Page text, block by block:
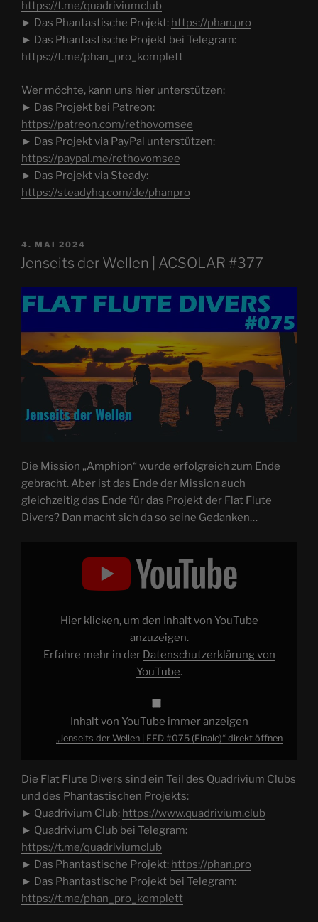
https://t.me/quadriviumclub
► Das Phantastische Projekt: https://phan.pro
► Das Phantastische Projekt bei Telegram:
https://t.me/phan_pro_komplett
Wer möchte, kann uns hier unterstützen:
► Das Projekt bei Patreon:
https://patreon.com/rethovomsee
► Das Projekt via PayPal unterstützen:
https://paypal.me/rethovomsee
► Das Projekt via Steady:
https://steadyhq.com/de/phanpro
VERÖFFENTLICHT
AM
4. MAI 2024
Jenseits der Wellen | ACSOLAR #377
Die Mission „Amphion“ wurde erfolgreich zum Ende
gebracht. Aber ist das Ende der Mission auch
gleichzeitig das Ende für das Projekt der Flat Flute
Divers? Dan macht sich da so seine Gedanken…
YouTubeHier klicken, um den Inhalt von YouTube
anzuzeigen.
Erfahre mehr in der Datenschutzerklärung von
YouTube.
Inhalt von YouTube immer anzeigen
„Jenseits der Wellen | FFD #075 (Finale)“ direkt öffnen
Die Flat Flute Divers sind ein Teil des Quadrivium Clubs
und des Phantastischen Projekts:
► Quadrivium Club: https://www.quadrivium.club
► Quadrivium Club bei Telegram:
https://t.me/quadriviumclub
► Das Phantastische Projekt: https://phan.pro
► Das Phantastische Projekt bei Telegram:
https://t.me/phan_pro_komplett